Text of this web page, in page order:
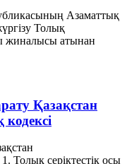
Азаматтық
Толық
жиналысы атынан
Қазақстан
Толық серiктестiк осы